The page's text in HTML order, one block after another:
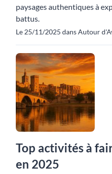
paysages authentiques à
battus.
Le 25/11/2025 dans Autour
Top activités à
en 2025